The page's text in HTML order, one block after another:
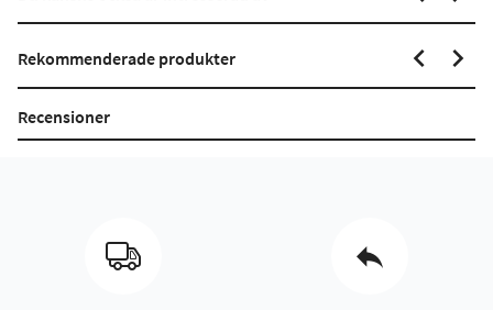
Rekommenderade produkter
Recensioner